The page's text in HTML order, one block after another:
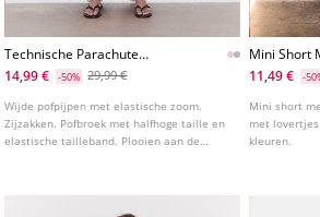
Technische Parachute
Pofmouwbroek
14,99 € -50% 29,99 €
Wijde pofpijpen met elastische zoom.
Zijzakken. Pofbroek met halfhoge taille en
elastische tailleband. Plooien aan de
Mini Short
11,49 €
-
Mini short
met
kleuren.